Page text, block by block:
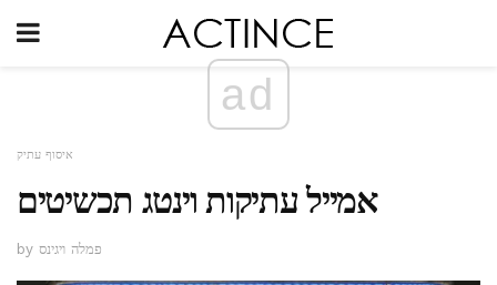
ad
איסוף עתיק
אמייל עתיקות וינטג תכשיטים
by פמלה ויגינס